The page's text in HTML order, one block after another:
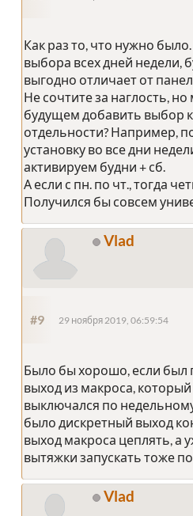
Как раз то, что нужно
выбора всех дней недели,
выгодно отличает от
Не сочтите за наглость,
будущем добавить выбор
отдельности? Например,
установку во все дни
активируем будни + сб.
А если с пн. по чт., тогда
Получился бы совсем
Vlad
#9 29 ноября 2019, 06:59:54
Было бы хорошо, если был
выход из макроса,
выключался по
было дискретный выход
выход макроса цеплять, а
вытяжки запускать тоже
Vlad